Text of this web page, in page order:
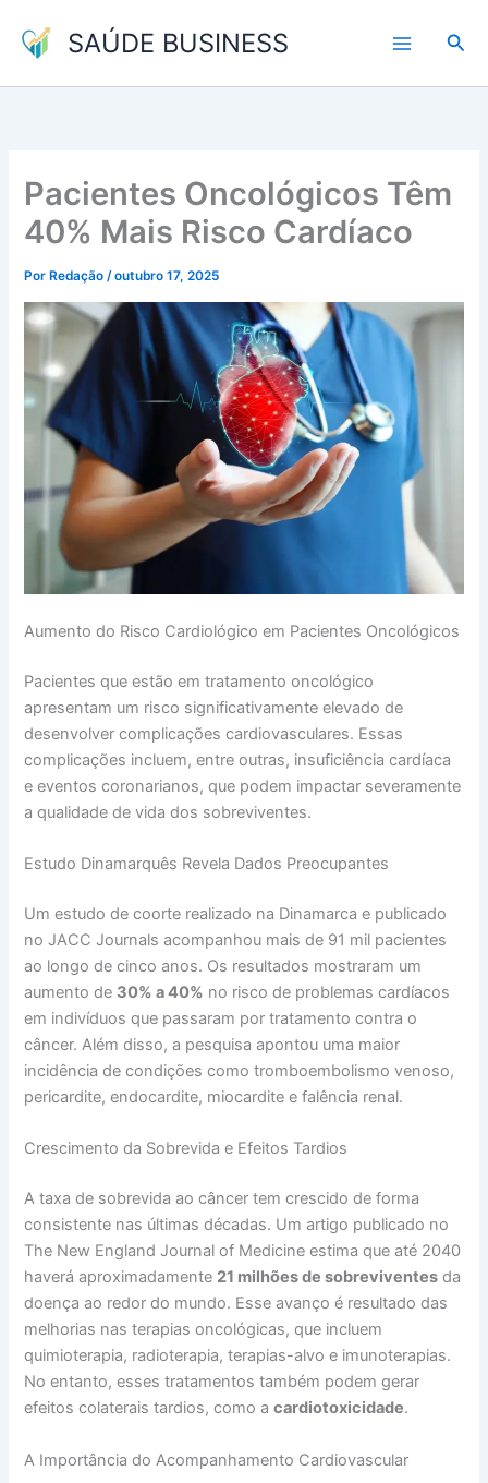
para
conteúdo
SAÚDE BUSINESS
Pacientes Oncológicos Têm
40% Mais Risco Cardíaco
Por Redação/outubro 17, 2025
Aumento do Risco Cardiológico em Pacientes Oncológicos
Pacientes que estão em tratamento oncológico
apresentam um risco significativamente elevado de
desenvolver complicações cardiovasculares. Essas
complicações incluem, entre outras, insuficiência cardíaca
e eventos coronarianos, que podem impactar severamente
a qualidade de vida dos sobreviventes.
Estudo Dinamarquês Revela Dados Preocupantes
Um estudo de coorte realizado na Dinamarca e publicado
no JACC Journals acompanhou mais de 91 mil pacientes
ao longo de cinco anos. Os resultados mostraram um
aumento de 30% a 40% no risco de problemas cardíacos
em indivíduos que passaram por tratamento contra o
câncer. Além disso, a pesquisa apontou uma maior
incidência de condições como tromboembolismo venoso,
pericardite, endocardite, miocardite e falência renal.
Crescimento da Sobrevida e Efeitos Tardios
A taxa de sobrevida ao câncer tem crescido de forma
consistente nas últimas décadas. Um artigo publicado no
The New England Journal of Medicine estima que até 2040
haverá aproximadamente 21 milhões de sobreviventes da
doença ao redor do mundo. Esse avanço é resultado das
melhorias nas terapias oncológicas, que incluem
quimioterapia, radioterapia, terapias-alvo e imunoterapias.
No entanto, esses tratamentos também podem gerar
efeitos colaterais tardios, como acardiotoxicidade.
A Importância do Acompanhamento Cardiovascular